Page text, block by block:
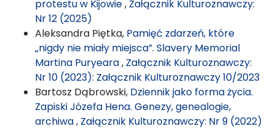
protestu w Kijowie, Załącznik Kulturoznawczy:
Nr 12 (2025)
Aleksandra Piętka, Pamięć zdarzeń, które
„nigdy nie miały miejsca”. Slavery Memorial
Martina Puryeara, Załącznik Kulturoznawczy:
Nr 10 (2023): Załącznik Kulturoznawczy 10/2023
Bartosz Dąbrowski, Dziennik jako forma życia.
Zapiski Józefa Hena. Genezy, genealogie,
archiwa, Załącznik Kulturoznawczy: Nr 9 (2022)